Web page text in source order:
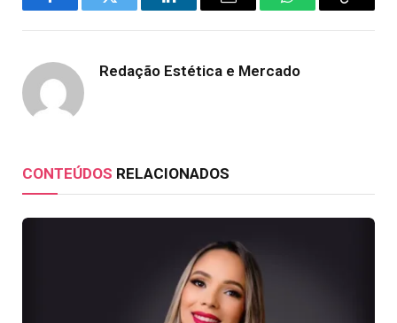
FacebookTwitter LinkedInEmail WhatsAppCopy
Redação Estética e Mercado
CONTEÚDOS RELACIONADOS